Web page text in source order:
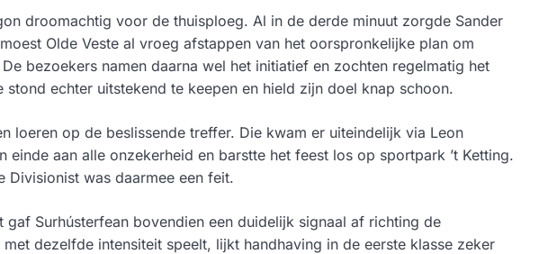
droomachtig voor de thuisploeg. Al in de derde minuut zorgde Sander
Olde Veste al vroeg afstappen van het oorspronkelijke plan om
bezoekers namen daarna wel het initiatief en zochten regelmatig het
stond echter uitstekend te keepen en hield zijn doel knap schoon.
loeren op de beslissende treffer. Die kwam er uiteindelijk via Leon
einde aan alle onzekerheid en barstte het feest los op sportpark ’t Ketting.
Divisionist was daarmee een feit.
gaf Surhústerfean bovendien een duidelijk signaal af richting de
dezelfde intensiteit speelt, lijkt handhaving in de eerste klasse zeker